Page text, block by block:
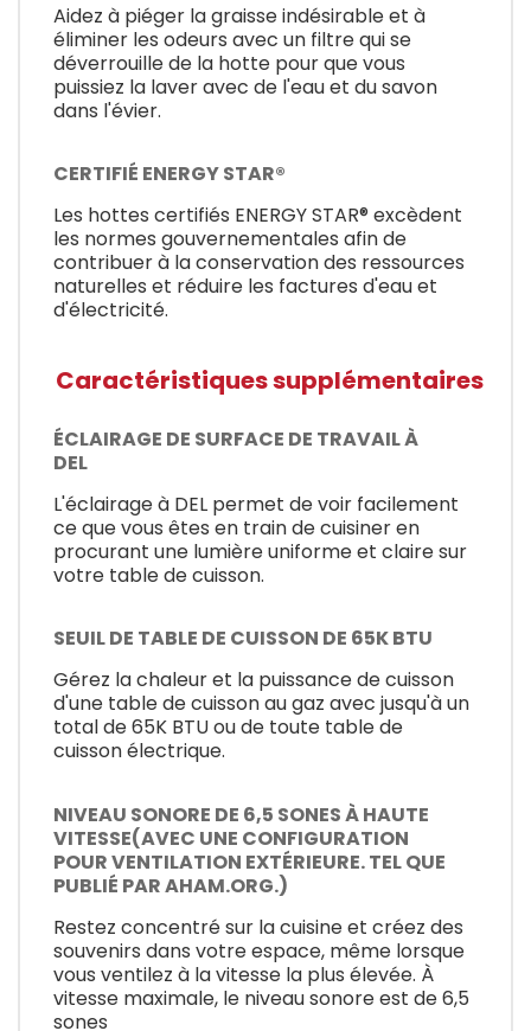
Aidez à piéger la graisse indésirable et à
éliminer les odeurs avec un filtre qui se
déverrouille de la hotte pour que vous
puissiez la laver avec de l'eau et du savon
dans l'évier.
CERTIFIÉ ENERGY STAR®
Les hottes certifiés ENERGY STAR® excèdent
les normes gouvernementales afin de
contribuer à la conservation des ressources
naturelles et réduire les factures d'eau et
d'électricité.
Caractéristiques supplémentaires
ÉCLAIRAGE DE SURFACE DE TRAVAIL À
DEL
L'éclairage à DEL permet de voir facilement
ce que vous êtes en train de cuisiner en
procurant une lumière uniforme et claire sur
votre table de cuisson.
SEUIL DE TABLE DE CUISSON DE 65K BTU
Gérez la chaleur et la puissance de cuisson
d'une table de cuisson au gaz avec jusqu'à un
total de 65K BTU ou de toute table de
cuisson électrique.
NIVEAU SONORE DE 6,5 SONES À HAUTE
VITESSE(AVEC UNE CONFIGURATION
POUR VENTILATION EXTÉRIEURE. TEL QUE
PUBLIÉ PAR AHAM.ORG.)
Restez concentré sur la cuisine et créez des
souvenirs dans votre espace, même lorsque
vous ventilez à la vitesse la plus élevée. À
vitesse maximale, le niveau sonore est de 6,5
sones